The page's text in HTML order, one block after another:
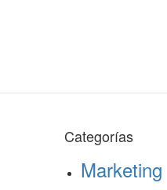
Categorías
Marketing